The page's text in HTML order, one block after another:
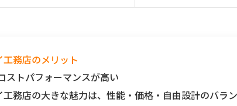
工務店のメリット
ストパフォーマンスが高い
工務店の大きな魅力は、 性能・価格・自由設計のバラ